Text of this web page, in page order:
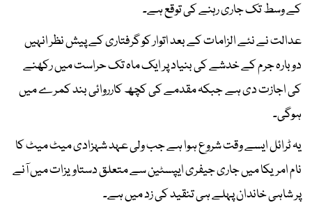
کے وسط تک جاری رہنے کی توقع ہے۔
عدالت نے نئے الزامات کے بعد اتوار کو گرفتاری کے پیش نظر انہیں
دوبارہ جرم کے خدشے کی بنیاد پر ایک ماہ تک حراست میں رکھنے
کی اجازت دی ہے جبکہ مقدمے کی کچھ کارروائی بند کمرے میں
ہوگی۔
یہ ٹرائل ایسے وقت شروع ہوا ہے جب ولی عہد شہزادی میٹ میٹ کا
نام امریکا میں جاری جیفری ایپسٹین سے متعلق دستاویزات میں آنے
پر شاہی خاندان پہلے ہی تنقید کی زد میں ہے۔